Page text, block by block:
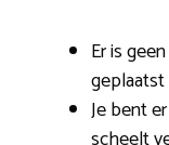
Er is
Je bent